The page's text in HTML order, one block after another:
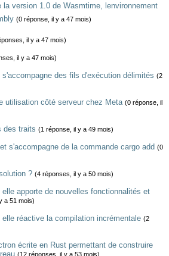
version 1.0 de Wasmtime, lenvironnement
(0 réponse, il y a 47 mois)
il y a 47 mois)
il y a 47 mois)
des fils d'exécution délimités (2
utilisation côté serveur chez Meta (0 réponse, il
des traits (1 réponse, il y a 49 mois)
s'accompagne de la commande cargo add (0
? (4 réponses, il y a 50 mois)
apporte de nouvelles fonctionnalités et
a 51 mois)
réactive la compilation incrémentale (2
écrite en Rust permettant de construire
(12 réponses, il y a 53 mois)